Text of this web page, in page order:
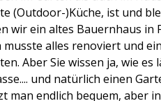
(Outdoor-)Küche, ist und
wir ein altes Bauernhaus
alles renoviert und
Aber Sie wissen ja, wie
und natürlich einen
man endlich bequem, aber